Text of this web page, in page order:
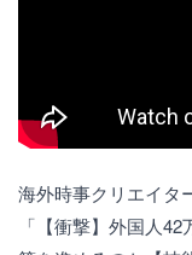
海外時事クリエイタ
「【衝撃】外国人